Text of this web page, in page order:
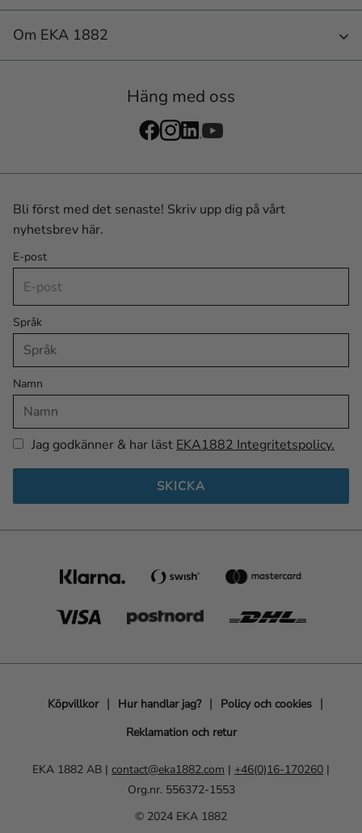
Om EKA 1882
Häng med oss
Bli först med det senaste! Skriv upp dig på vårt
nyhetsbrev här.
E-post
Språk
Namn
Jag godkänner & har lästEKA1882 Integritetspolicy.
SKICKA
Köpvillkor Hur handlar jag?
Policy och cookies
Reklamation och retur
EKA 1882 AB | contact@eka1882.com | +46(0)16-170260 |
Org.nr. 556372-1553
© 2024 EKA 1882